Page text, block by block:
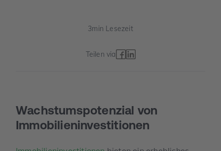
3min Lesezeit
Teilen via
Wachstums­­potenzial von
Immobilien­­­investitionen